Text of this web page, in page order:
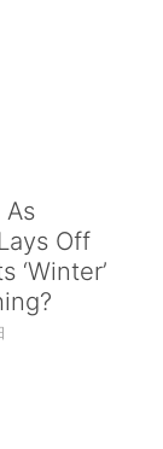
As
Off
‘Winter’